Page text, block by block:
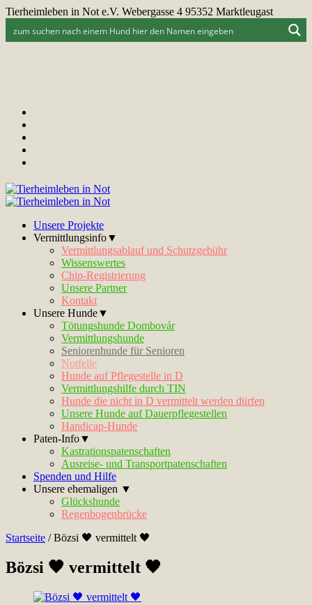
Tierheimleben in Not e.V. Webergasse 4 95352 Marktleugast
Unsere Projekte
Vermittlungsinfo▼
Vermittlungsablauf und Schutzgebühr
Wissenswertes
Chip-Registrierung
Unsere Partner
Kontakt
Unsere Hunde▼
Tötungshunde Dombovár
Vermittlungshunde
Seniorenhunde für Senioren
Notfelle
Hunde auf Pflegestelle in D
Vermittlungshilfe durch TIN
Hunde die nicht in D vermittelt werden dürfen
Unsere Hunde auf Dauerpflegestellen
Handicap-Hunde
Paten-Info▼
Kastrationspatenschaften
Ausreise- und Transportpatenschaften
Spenden und Hilfe
Unsere ehemaligen ▼
Glückshunde
Regenbogenbrücke
Startseite /Bözsi 🖤 vermittelt 🖤
Bözsi 🖤 vermittelt 🖤